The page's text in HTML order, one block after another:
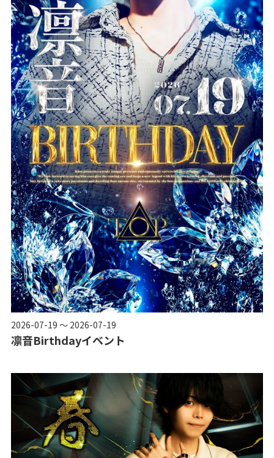
2026-07-19 ～ 2026-07-19
凛音Birthdayイベント